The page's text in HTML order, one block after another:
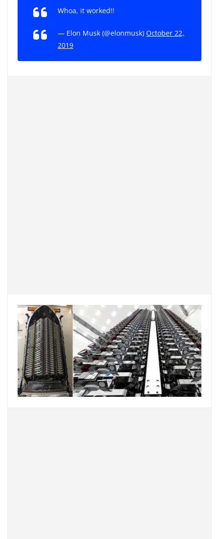
Whoa, it worked!!
— Elon Musk (@elonmusk) October 22,
2019